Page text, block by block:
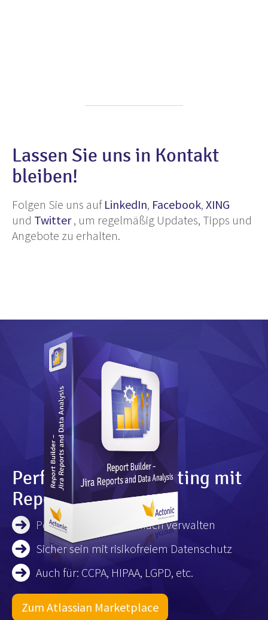
Lassen Sie uns in Kontakt
bleiben!
Folgen Sie uns auf LinkedIn, Facebook, XING
und Twitter, um regelmäßig Updates, Tipps und
Angebote zu erhalten.
Perfektes Jira Reporting mit
Report Builder
Persönliche Daten einfach verwalten
Sicher sein mit risikofreiem Datenschutz
Auch für: CCPA, HIPAA, LGPD, etc.
Zum Atlassian Marketplace